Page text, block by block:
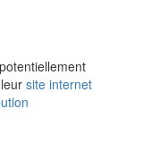
site internet